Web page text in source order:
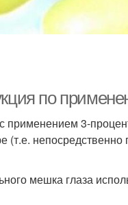
по
3-
(т.е.
мешка глаза